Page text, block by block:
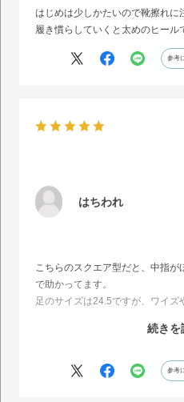
はじめは少しかたいので靴擦れに
履き慣らしていくと太めのヒール
参考
はちわれ
こちらのスクエア型だと、中指
で助かってます。
足のサイズは24.5ですが、ワイズ
踵が抜けてしまうので、パッドを
続きを
参考